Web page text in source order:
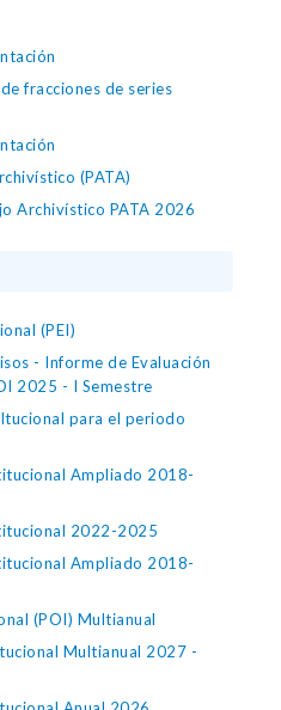
fracciones de series
(PATA)
Archivístico PATA 2026
(PEI)
- Informe de Evaluación
2025 - I Semestre
para el periodo
Ampliado 2018-
2022-2025
Ampliado 2018-
(POI) Multianual
Multianual 2027 -